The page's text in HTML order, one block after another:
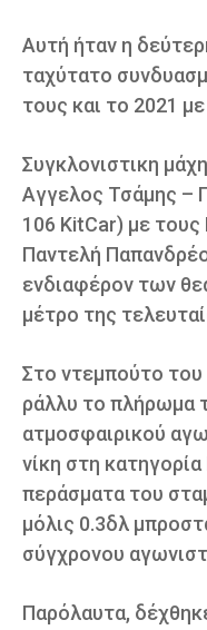
Αυτή ήταν η
ταχύτατο
τους και το 2021
Συγκλονιστικη
Αγγελος Τσάμης –
106 KitCar) με
Παντελή
ενδιαφέρον των
μέτρο της
Στο ντεμπούτο
ράλλυ το πλήρωμα
ατμοσφαιρικού
νίκη στη
περάσματα του
μόλις 0.3δλ
σύγχρονου
Παρόλαυτα,